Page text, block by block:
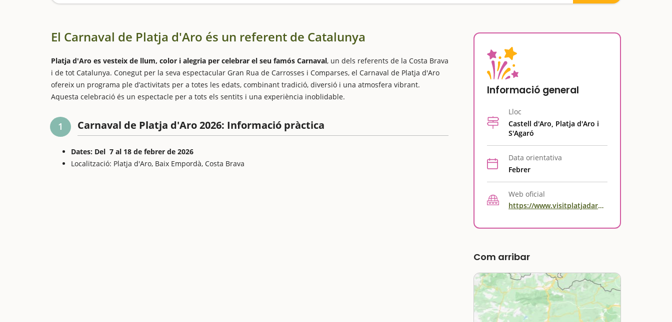
El Carnaval de Platja d'Aro és un referent de Catalunya
Platja d'Aro es vesteix de llum, color i alegria per celebrar el seu famós Carnaval, un dels referents de la Costa Brava
i de tot Catalunya. Conegut per la seva espectacular Gran Rua de Carrosses i Comparses, el Carnaval de Platja d'Aro
ofereix un programa ple d’activitats per a totes les edats, combinant tradició, diversió i una atmosfera vibrant.
Aquesta celebració és un espectacle per a tots els sentits i una experiència inoblidable.
1 Carnaval de Platja d'Aro 2026: Informació pràctica
Dates: Del 7 al 18 de febrer de 2026
Localització: Platja d'Aro, Baix Empordà, Costa Brava
Informació general
Lloc
Castell d'Aro, Platja d'Aro i
S'Agaró
Data orientativa
Febrer
Web oficial
https://www.visitplatjadaro.com/ca/activitats-interes/179/carnaval-2026
Com arribar